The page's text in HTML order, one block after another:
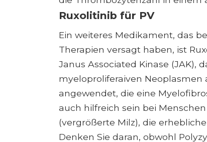
Ruxolitinib für PV
Ein weiteres Medikament, das
Therapien versagt haben, ist
Janus Associated Kinase (JAK),
myeloproliferaiven Neoplasmen
angewendet, die eine
auch hilfreich sein bei
(vergrößerte Milz), die
Denken Sie daran, obwohl